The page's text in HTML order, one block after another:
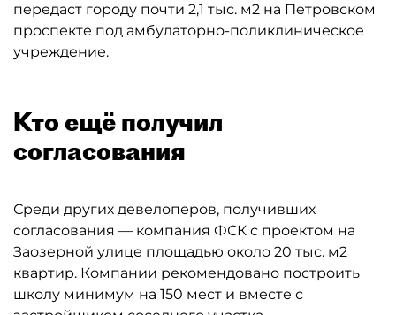
передаст городу почти 2,1 тыс. м2 на Петровском
проспекте под амбулаторно-поликлиническое
учреждение.
Кто ещё получил
согласования
Среди других девелоперов, получивших
согласования — компания ФСК с проектом на
Заозерной улице площадью около 20 тыс. м2
квартир. Компании рекомендовано построить
школу минимум на 150 мест и вместе с